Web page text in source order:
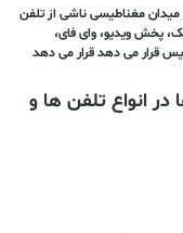
مغناطیسی ناشی از تلفن
پخش ویدیو، وای فای،
قرار می دهد قرار می دهد
انواع تلفن ها و